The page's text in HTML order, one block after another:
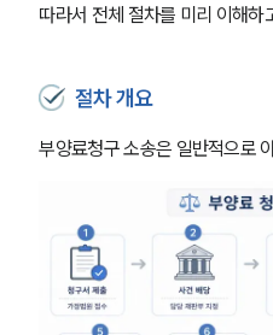
따라서 전체 절차를 미리 이해하
절차 개요
부양료청구 소송은 일반적으로